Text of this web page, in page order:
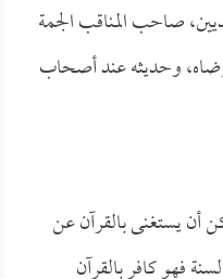
صاحب المناقب الجمة
وحديثه عند أصحاب
أن يستغنى بالقرآن عن
فهو كافر بالقرآن